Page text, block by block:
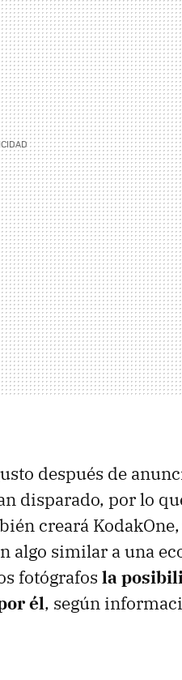
después de
disparado, por lo
creará
algo similar a una
fotógrafos la
él, según